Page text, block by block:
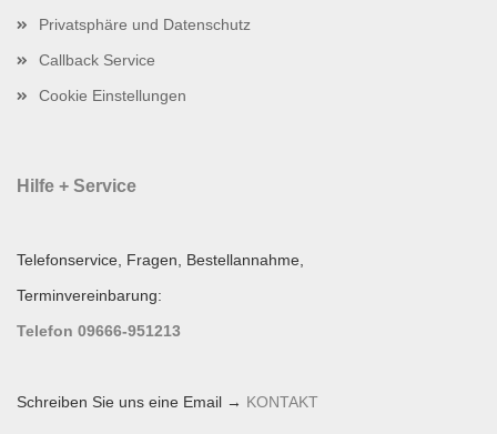
Privatsphäre und Datenschutz
Callback Service
Cookie Einstellungen
Hilfe + Service
Telefonservice, Fragen, Bestellannahme,
Terminvereinbarung:
Telefon 09666-951213
Schreiben Sie uns eine Email → KONTAKT